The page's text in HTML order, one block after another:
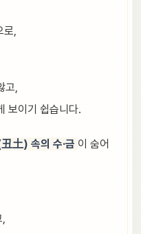
로,
고,
보이기 쉽습니다.
土) 속의 수·금 이 숨어
,